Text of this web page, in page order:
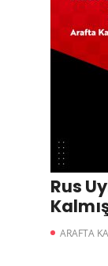
Rus
ARAFTA